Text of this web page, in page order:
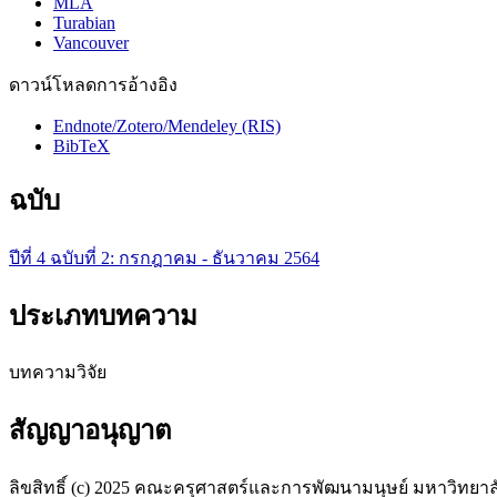
Turabian
Vancouver
ดาวน์โหลดการอ้างอิง
Endnote/Zotero/Mendeley (RIS)
BibTeX
ฉบับ
ปีที่ 4 ฉบับที่ 2: กรกฎาคม - ธันวาคม 2564
ประเภทบทความ
บทความวิจัย
สัญญาอนุญาต
ลิขสิทธิ์ (c) 2025 คณะครุศาสตร์และการพัฒนามนุษย์ มหาวิทยา